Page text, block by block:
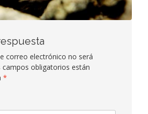
correo electrónico no será
campos obligatorios están
*